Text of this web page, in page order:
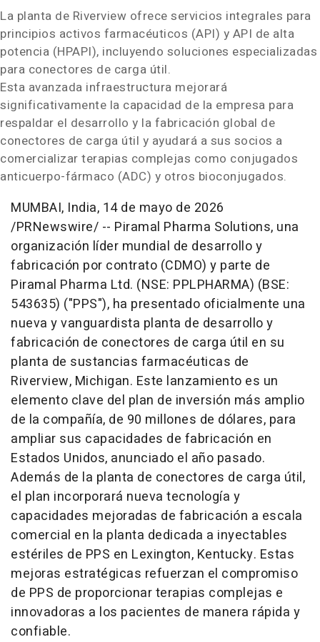
La planta de Riverview ofrece servicios integrales para
principios activos farmacéuticos (API) y API de alta
potencia (HPAPI), incluyendo soluciones especializadas
para conectores de carga útil.
Esta avanzada infraestructura mejorará
significativamente la capacidad de la empresa para
respaldar el desarrollo y la fabricación global de
conectores de carga útil y ayudará a sus socios a
comercializar terapias complejas como conjugados
anticuerpo-fármaco (ADC) y otros bioconjugados.
MUMBAI, India, 14 de mayo de 2026
/PRNewswire/ -- Piramal Pharma Solutions, una
organización líder mundial de desarrollo y
fabricación por contrato (CDMO) y parte de
Piramal Pharma Ltd. (NSE: PPLPHARMA) (BSE:
543635) ("PPS"), ha presentado oficialmente una
nueva y vanguardista planta de desarrollo y
fabricación de conectores de carga útil en su
planta de sustancias farmacéuticas de
Riverview, Michigan. Este lanzamiento es un
elemento clave del plan de inversión más amplio
de la compañía, de 90 millones de dólares, para
ampliar sus capacidades de fabricación en
Estados Unidos, anunciado el año pasado.
Además de la planta de conectores de carga útil,
el plan incorporará nueva tecnología y
capacidades mejoradas de fabricación a escala
comercial en la planta dedicada a inyectables
estériles de PPS en Lexington, Kentucky. Estas
mejoras estratégicas refuerzan el compromiso
de PPS de proporcionar terapias complejas e
innovadoras a los pacientes de manera rápida y
confiable.